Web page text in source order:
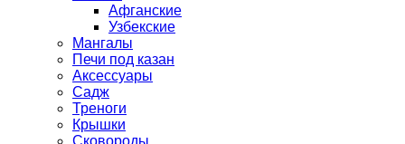
Афганские
Узбекские
Мангалы
Печи под казан
Аксессуары
Садж
Треноги
Крышки